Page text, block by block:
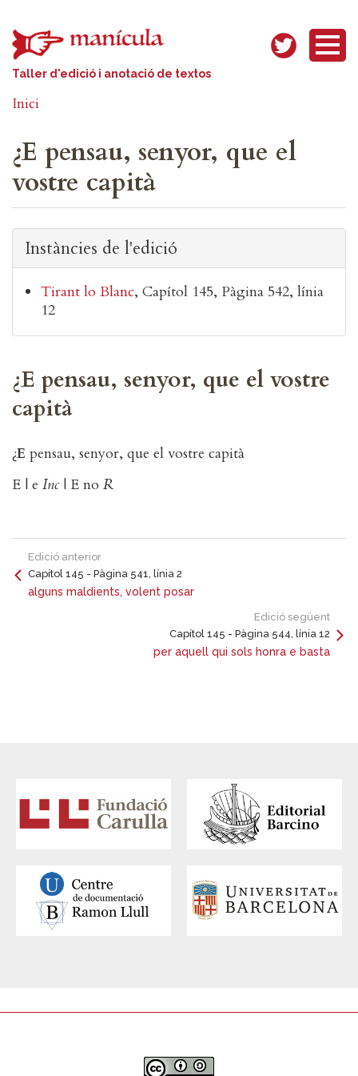
Taller d'edició i anotació de textos
Inici
¿E pensau, senyor, que el
vostre capità
Instàncies de l'edició
Tirant lo Blanc Capítol 145 Pàgina 542, línia
12
¿E pensau, senyor, que el vostre
capità
¿E pensau, senyor, que el vostre capità
E | e Inc | E no R
Edició anterior
Capítol 145 - Pàgina 541, línia 2
alguns maldients, volent posar
Edició següent
Capítol 145 - Pàgina 544, línia 12
per aquell qui sols honra e basta